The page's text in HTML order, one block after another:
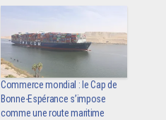
Commerce mondial : le Cap de
Bonne-Espérance s’impose
comme une route maritime